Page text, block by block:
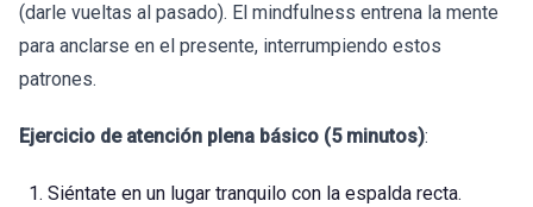
(darle vueltas al pasado). El mindfulness entrena la mente
para anclarse en el presente, interrumpiendo estos
patrones.
Ejercicio de atención plena básico (5 minutos):
Siéntate en un lugar tranquilo con la espalda recta.